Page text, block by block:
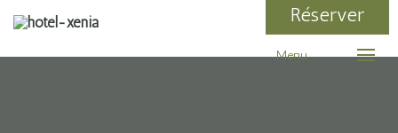
Réserver
Menu